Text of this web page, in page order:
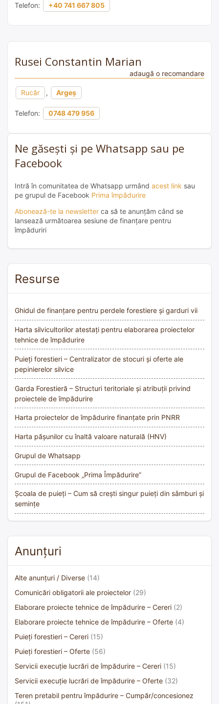
Telefon: +40 741 667 805
Rusei Constantin Marian
adaugă o recomandare
Rucăr , Argeș
Telefon: 0748 479 956
Ne găsești și pe Whatsapp sau pe
Facebook
Intră în comunitatea de Whatsapp urmând acest link sau
pe grupul de Facebook Prima împădurire
Abonează-te la newsletter ca să te anunțăm când se
lansează următoarea sesiune de finanțare pentru
împăduriri
Resurse
Ghidul de finanțare pentru perdele forestiere și garduri vii
Harta silvicultorilor atestați pentru elaborarea proiectelor
tehnice de împădurire
Puieți forestieri – Centralizator de stocuri și oferte ale
pepinierelor silvice
Garda Forestieră – Structuri teritoriale și atribuții privind
proiectele de împădurire
Harta proiectelor de împădurire finanțate prin PNRR
Harta pășunilor cu înaltă valoare naturală (HNV)
Grupul de Whatsapp
Grupul de Facebook „Prima Împădurire”
Școala de puieți – Cum să crești singur puieți din sâmburi și
semințe
Anunțuri
Alte anunțuri / Diverse (14)
Comunicări obligatorii ale proiectelor (29)
Elaborare proiecte tehnice de împădurire – Cereri (2)
Elaborare proiecte tehnice de împădurire – Oferte (4)
Puieți forestieri – Cereri (15)
Puieți forestieri – Oferte (56)
Servicii execuție lucrări de împădurire – Cereri (15)
Servicii execuție lucrări de împădurire – Oferte (32)
Teren pretabil pentru împădurire – Cumpăr/concesionez